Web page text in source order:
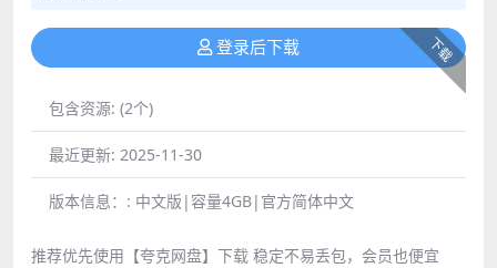
下载
登录后下载
包含资源: (2个)
最近更新: 2025-11-30
版本信息：: 中文版|容量4GB|官方简体中文
推荐优先使用【夸克网盘】下载 稳定不易丢包，会员也便宜